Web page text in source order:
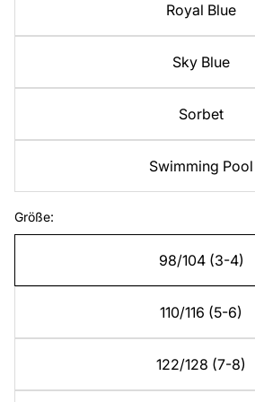
Royal Blue
Sky Blue
Sorbet
Swimming Pool
Größe:
98/104 (3-4)
110/116 (5-6)
122/128 (7-8)